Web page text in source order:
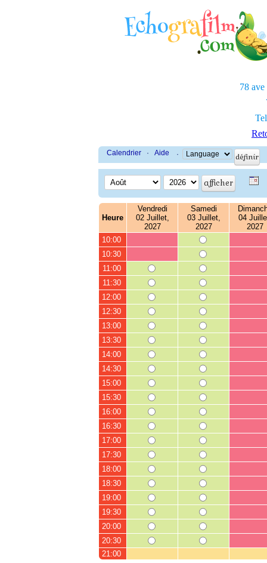
78 ave
Calendrier · Aide ·
Heure
Vendredi
02 Juillet,
2027
Samedi
03 Juillet,
2027
04
2027
10:00
10:30
11:00
11:30
12:00
12:30
13:00
13:30
14:00
14:30
15:00
15:30
16:00
16:30
17:00
17:30
18:00
18:30
19:00
19:30
20:00
20:30
21:00